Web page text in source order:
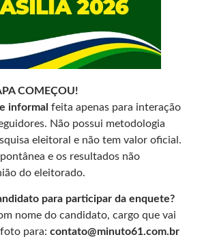
COMEÇOU!
informal feita apenas para interação
Não possui metodologia
eleitoral e não tem valor oficial.
e os resultados não
do eleitorado.
para participar da enquete?
nome do candidato, cargo que vai
para: contato@minuto61.com.br